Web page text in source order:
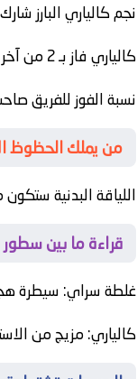
نجمكالياريالبارز شارك في 4 هدف في
كالياريفاز بـ 2 من آخر 5 مباراة خاضها
نسبة الفوز للفريق صاحب
من يملك الحظوظ
اللياقة البدنية
قراءة ما بين سطور
غلطة سراي: سيطرة
كالياري: مزيج من